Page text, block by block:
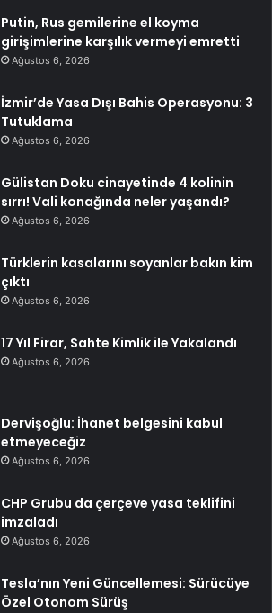
Putin, Rus gemilerine el koyma
girişimlerine karşılık vermeyi emretti
Ağustos 6, 2026
İzmir’de Yasa Dışı Bahis Operasyonu: 3
Tutuklama
Ağustos 6, 2026
Gülistan Doku cinayetinde 4 kolinin
sırrı! Vali konağında neler yaşandı?
Ağustos 6, 2026
Türklerin kasalarını soyanlar bakın kim
çıktı
Ağustos 6, 2026
17 Yıl Firar, Sahte Kimlik ile Yakalandı
Ağustos 6, 2026
Dervişoğlu: İhanet belgesini kabul
etmeyeceğiz
Ağustos 6, 2026
CHP Grubu da çerçeve yasa teklifini
imzaladı
Ağustos 6, 2026
Tesla’nın Yeni Güncellemesi: Sürücüye
Özel Otonom Sürüş